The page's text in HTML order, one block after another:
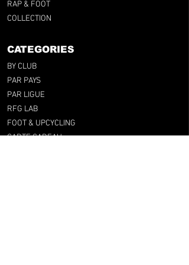
RAP & FOOT
COLLECTION
CATEGORIES
BY CLUB
PAR PAYS
PAR LIGUE
RFG LAB
FOOT & UPCYCLING
CARTE CADEAU